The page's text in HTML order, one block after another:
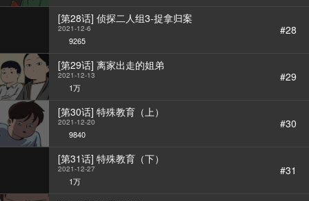
[第28话] 侦探二人组3-捉拿归案
2021-12-6
9265
#28
[第29话] 离家出走的姐弟
2021-12-13
1万
#29
[第30话] 特殊教育（上）
2021-12-20
9840
#30
[第31话] 特殊教育（下）
2021-12-27
1万
#31